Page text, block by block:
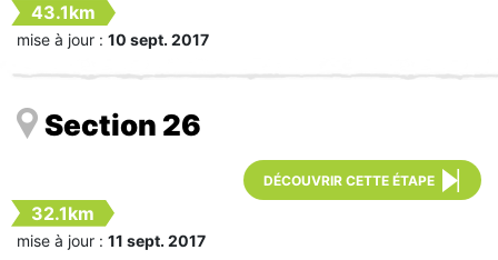
43.1km
mise à jour : 10 sept. 2017
Section 26
DÉCOUVRIR CETTE ÉTAPE
32.1km
mise à jour : 11 sept. 2017